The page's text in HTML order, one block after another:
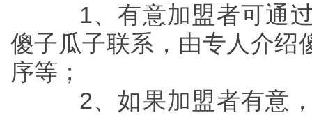
1、有意加盟者可通过
傻子瓜子联系，由专人介绍
序等；
2、如果加盟者有意，